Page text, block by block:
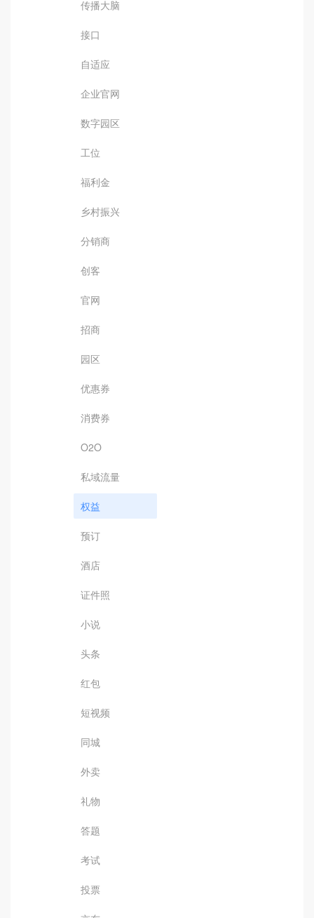
传播大脑
接口
自适应
企业官网
数字园区
工位
福利金
乡村振兴
分销商
创客
官网
招商
园区
优惠券
消费券
O2O
私域流量
权益
预订
酒店
证件照
小说
头条
红包
短视频
同城
外卖
礼物
答题
考试
投票